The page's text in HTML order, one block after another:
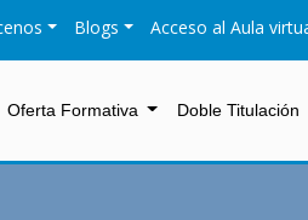
Blogs Acceso al Aula
Oferta Formativa Doble Titulación